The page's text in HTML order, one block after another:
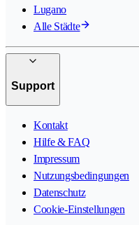
Lugano
Alle Städte
Support
Kontakt
Hilfe & FAQ
Impressum
Nutzungsbedingungen
Datenschutz
Cookie-Einstellungen